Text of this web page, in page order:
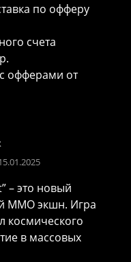
по офферу
счета
офферами от
– это новый
MMO экшн. Игра
космического
в массовых